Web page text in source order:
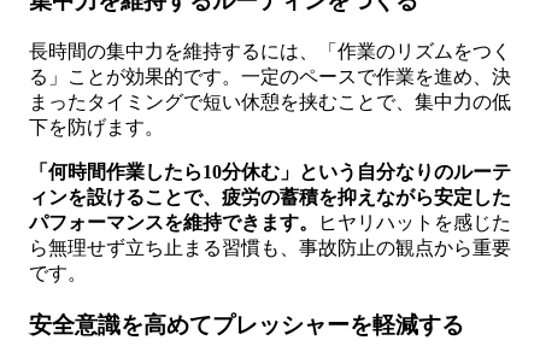
長時間の集中力を維持するには、「作業のリズムをつく
る」ことが効果的です。一定のペースで作業を進め、決
まったタイミングで短い休憩を挟むことで、集中力の低
下を防げます。
「何時間作業したら10分休む」という自分なりのルーテ
ィンを設けることで、疲労の蓄積を抑えながら安定した
パフォーマンスを維持できます。
ヒヤリハットを感じた
ら無理せず立ち止まる習慣も、事故防止の観点から重要
です。
安全意識を高めてプレッシャーを軽減する